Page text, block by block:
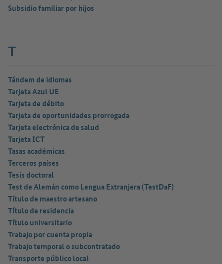
Subsidio familiar por hijos
T
Tándem de idiomas
Tarjeta Azul UE
Tarjeta de débito
Tarjeta de oportunidades prorrogada
Tarjeta electrónica de salud
Tarjeta ICT
Tasas académicas
Terceros países
Tesis doctoral
Test de Alemán como Lengua Extranjera (TestDaF)
Título de maestro artesano
Título de residencia
Título universitario
Trabajo por cuenta propia
Trabajo temporal o subcontratado
Transporte público local